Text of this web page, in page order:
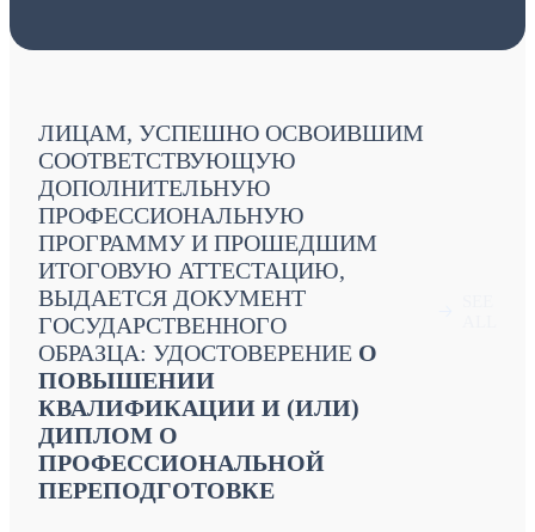
ЛИЦАМ, УСПЕШНО ОСВОИВШИМ
СООТВЕТСТВУЮЩУЮ
ДОПОЛНИТЕЛЬНУЮ
ПРОФЕССИОНАЛЬНУЮ
ПРОГРАММУ И ПРОШЕДШИМ
ИТОГОВУЮ АТТЕСТАЦИЮ,
ВЫДАЕТСЯ ДОКУМЕНТ
ГОСУДАРСТВЕННОГО
ОБРАЗЦА: УДОСТОВЕРЕНИЕ О
ПОВЫШЕНИИ
КВАЛИФИКАЦИИ И (ИЛИ)
ДИПЛОМ О
ПРОФЕССИОНАЛЬНОЙ
ПЕРЕПОДГОТОВКЕ